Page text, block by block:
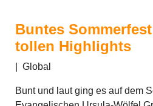
Buntes
tollen Highlights
Global
Bunt und laut ging es auf dem